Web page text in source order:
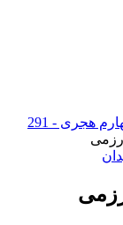
قرن چهارم هجری - 291